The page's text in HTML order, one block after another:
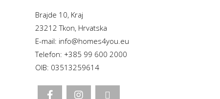
Brajde 10, Kraj
23212 Tkon, Hrvatska
E-mail: info@homes4you.eu
Telefon: +385 99 600 2000
OIB: 03513259614